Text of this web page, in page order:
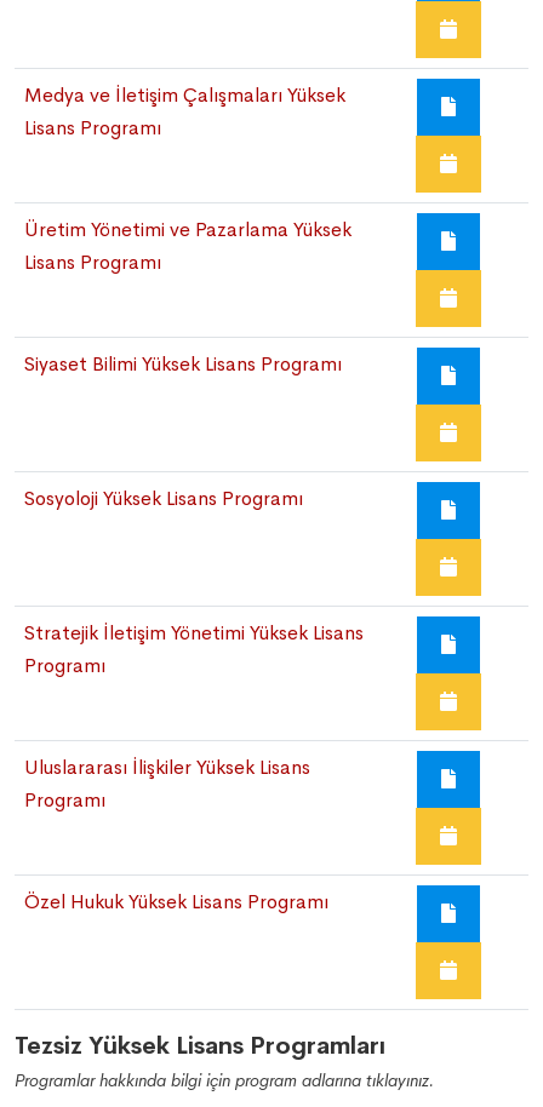
Medya ve İletişim Çalışmaları Yüksek
Lisans Programı
Üretim Yönetimi ve Pazarlama Yüksek
Lisans Programı
Siyaset Bilimi Yüksek Lisans Programı
Sosyoloji Yüksek Lisans Programı
Stratejik İletişim Yönetimi Yüksek Lisans
Programı
Uluslararası İlişkiler Yüksek Lisans
Programı
Özel Hukuk Yüksek Lisans Programı
Tezsiz Yüksek Lisans Programları
Programlar hakkında bilgi için program adlarına tıklayınız.